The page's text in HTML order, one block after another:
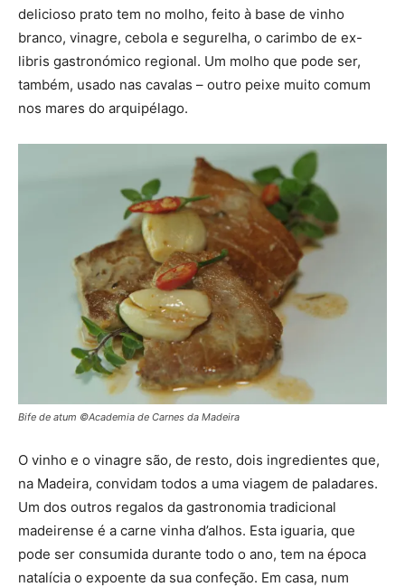
delicioso prato tem no molho, feito à base de vinho
branco, vinagre, cebola e segurelha, o carimbo de ex-
libris gastronómico regional. Um molho que pode ser,
também, usado nas cavalas – outro peixe muito comum
nos mares do arquipélago.
Bife de atum ©Academia de Carnes da Madeira
O vinho e o vinagre são, de resto, dois ingredientes que,
na Madeira, convidam todos a uma viagem de paladares.
Um dos outros regalos da gastronomia tradicional
madeirense é a carne vinha d’alhos. Esta iguaria, que
pode ser consumida durante todo o ano, tem na época
natalícia o expoente da sua confeção. Em casa, num